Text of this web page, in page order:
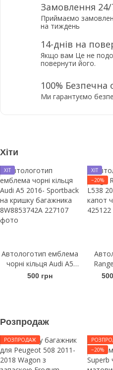
Замовлення
Приймаємо
на тиждень
14-днів на
Якщо вам Це не
повернути його.
100% Безпечна
Ми гарантуємо
Хіти
ХІТ
Автологотип емблема
чорні кільця Audi A5
2016- Sportback на
500 грн
ХІТ
−20%
Розпродаж
РОЗПРОДАЖ
−20%